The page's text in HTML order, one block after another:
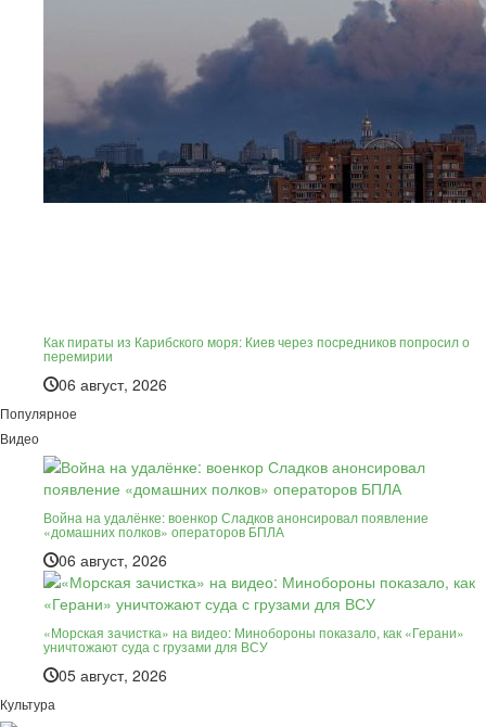
Как пираты из Карибского моря: Киев через посредников попросил о
перемирии
06 август, 2026
Популярное
Видео
Война на удалёнке: военкор Сладков анонсировал появление
«домашних полков» операторов БПЛА
06 август, 2026
«Морская зачистка» на видео: Минобороны показало, как «Герани»
уничтожают суда с грузами для ВСУ
05 август, 2026
Культура